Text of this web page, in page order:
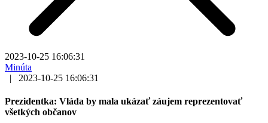
2023-10-25 16:06:31
Minúta
|
2023-10-25 16:06:31
Prezidentka: Vláda by mala ukázať záujem reprezentovať
všetkých občanov